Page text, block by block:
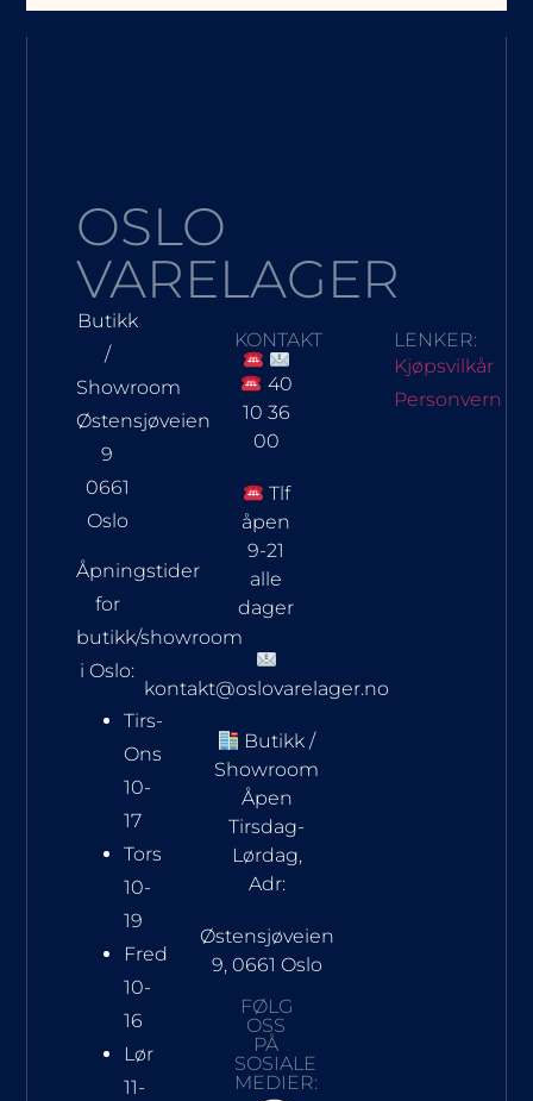
OSLO
VARELAGER
Butikk
/
Showroom
Østensjøveien
9
0661
Oslo
Åpningstider
for
butikk/showroom
i Oslo:
Tirs-
Ons
10-
17
Tors
10-
19
Fred
10-
16
Lør
11-
KONTAKT
40
10 36
00
Tlf
åpen
9-21
alle
dager
kontakt@oslovarelager.no
Butikk /
Showroom
Åpen
Tirsdag-
Lørdag,
Adr:
Østensjøveien
9, 0661 Oslo
FØLG
OSS
PÅ
SOSIALE
MEDIER:
LENKER:
Kjøpsvilkår
Personvern